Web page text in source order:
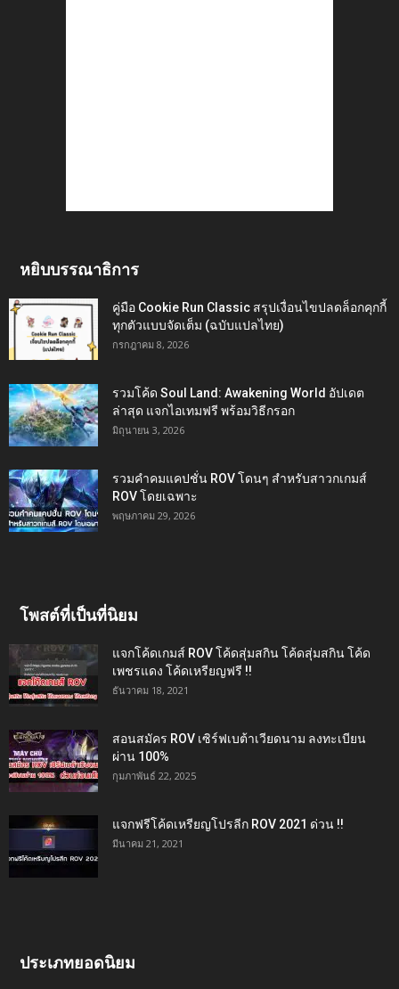
หยิบบรรณาธิการ
คู่มือ Cookie Run Classic สรุปเงื่อนไขปลดล็อกคุกกี้
ทุกตัวแบบจัดเต็ม (ฉบับแปลไทย)
กรกฎาคม 8, 2026
รวมโค้ด Soul Land: Awakening World อัปเดต
ล่าสุด แจกไอเทมฟรี พร้อมวิธีกรอก
มิถุนายน 3, 2026
รวมคำคมแคปชั่น ROV โดนๆ สำหรับสาวกเกมส์
ROV โดยเฉพาะ
พฤษภาคม 29, 2026
โพสต์ที่เป็นที่นิยม
แจกโค้ดเกมส์ ROV โค้ดสุ่มสกิน โค้ดสุ่มสกิน โค้ด
เพชรแดง โค้ดเหรียญฟรี !!
ธันวาคม 18, 2021
สอนสมัคร ROV เซิร์ฟเบต้าเวียดนาม ลงทะเบียน
ผ่าน 100%
กุมภาพันธ์ 22, 2025
แจกฟรีโค้ดเหรียญโปรลีก ROV 2021 ด่วน !!
มีนาคม 21, 2021
ประเภทยอดนิยม